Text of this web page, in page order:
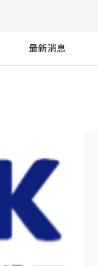
最新消息